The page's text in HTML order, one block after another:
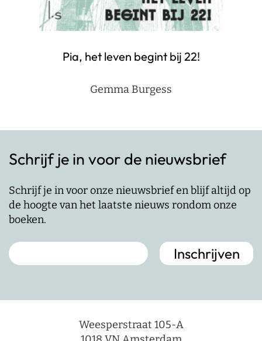
Pia, het leven begint bij 22!
Gemma Burgess
Schrijf je in voor de nieuwsbrief
Schrijf je in voor onze nieuwsbrief en blijf altijd op
de hoogte van het laatste nieuws rondom onze
boeken.
Weesperstraat 105-A